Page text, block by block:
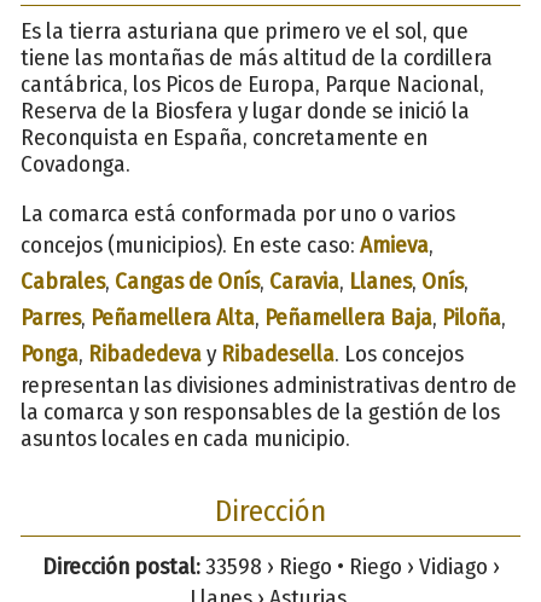
Es la tierra asturiana que primero ve el sol, que
tiene las montañas de más altitud de la cordillera
cantábrica, los Picos de Europa, Parque Nacional,
Reserva de la Biosfera y lugar donde se inició la
Reconquista en España, concretamente en
Covadonga.
La comarca está conformada por uno o varios
concejos (municipios). En este caso: Amieva,
Cabrales, Cangas de Onís, Caravia, Llanes, Onís,
Parres, Peñamellera Alta, Peñamellera Baja, Piloña,
Ponga, Ribadedevay Ribadesella. Los concejos
representan las divisiones administrativas dentro de
la comarca y son responsables de la gestión de los
asuntos locales en cada municipio.
Dirección
Dirección postal:33598 › Riego • Riego › Vidiago ›